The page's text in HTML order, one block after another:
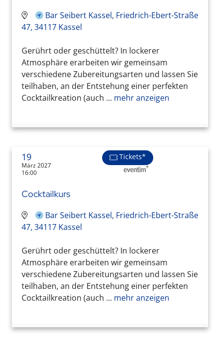
Bar Seibert Kassel, Friedrich-Ebert-Straße
47, 34117 Kassel
Gerührt oder geschüttelt? In lockerer
Atmosphäre erarbeiten wir gemeinsam
verschiedene Zubereitungsarten und lassen Sie
teilhaben, an der Entstehung einer perfekten
Cocktailkreation (auch ... mehr anzeigen
19
März 2027
16:00
Tickets*
Cocktailkurs
Bar Seibert Kassel, Friedrich-Ebert-Straße
47, 34117 Kassel
Gerührt oder geschüttelt? In lockerer
Atmosphäre erarbeiten wir gemeinsam
verschiedene Zubereitungsarten und lassen Sie
teilhaben, an der Entstehung einer perfekten
Cocktailkreation (auch ... mehr anzeigen